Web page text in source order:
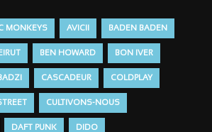
MONKEYS AVICII BADEN BADEN
BEN HOWARD BON IVER
CASCADEUR COLDPLAY
CULTIVONS-NOUS
DAFT PUNK DIDO